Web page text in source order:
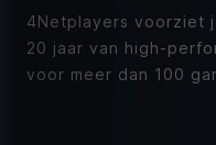
4Netplayers voorziet
20 jaar van high-
voor meer dan 100